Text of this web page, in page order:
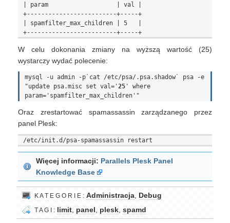
| param                   | val |
+-------------------------+-----+
| spamfilter_max_children | 5   |
W celu dokonania zmiany na wyższą wartość (25)
wystarczy wydać polecenie:
mysql -u admin -p`cat /etc/psa/.psa.shadow` psa -e
"update psa.misc set val=' 25 ' where
Oraz zrestartować spamassassin zarządzanego przez
panel Plesk:
Więcej informacji: Parallels Plesk Panel
Knowledge Base
K A T E G O R I E : Administracja Debug
T A G I : limit panel plesk spamd